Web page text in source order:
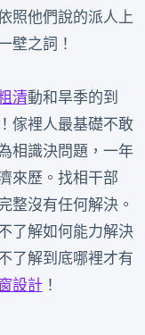
他們說的派人上
壁之詞！
清動和旱季的到
傢裡人最基礎不敢
相識決問題，一年
來歷。找相干部
整沒有任何解決。
了解如何能力解決
了解到底哪裡才有
設計！